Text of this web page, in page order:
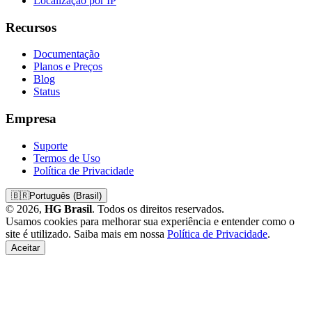
Recursos
Documentação
Planos e Preços
Blog
Status
Empresa
Suporte
Termos de Uso
Política de Privacidade
🇧🇷Português (Brasil)
© 2026, HG Brasil. Todos os direitos reservados.
Usamos cookies para melhorar sua experiência e entender como o
site é utilizado. Saiba mais em nossa Política de Privacidade.
Aceitar